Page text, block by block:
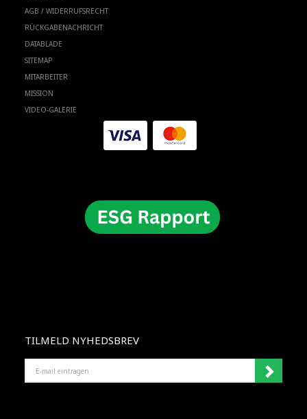
AGB / WIDERRUFSRECHT
RÜCKGABENACHRICHT
DATABLADE
SITEMAP
MITARBEITER
MISSION
VIDEO-GALERIE
TILMELD NYHEDSBREV
MAIL
EINTRAGEN